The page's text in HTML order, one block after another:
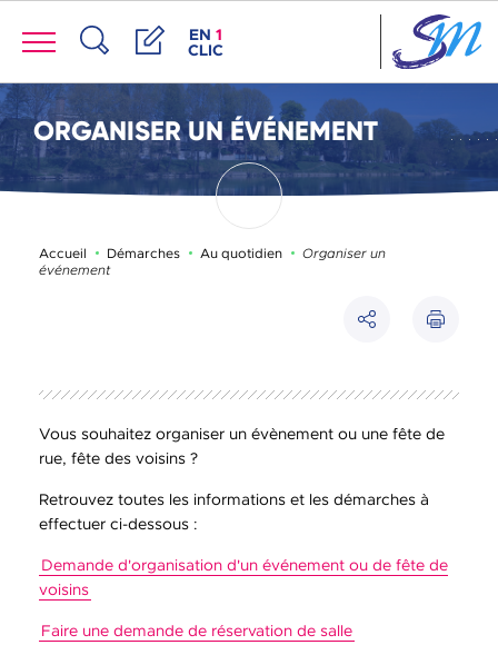
Menu ACCÈS DE LA FENÊTRE DES
EN 1
CLIC
ORGANISER UN ÉVÉNEMENT
Accueil Démarches Au quotidien Page active :
Organiser un
événement
Partager
Imprimer
Vous souhaitez organiser un évènement ou une fête de
rue, fête des voisins ?
Retrouvez toutes les informations et les démarches à
effectuer ci-dessous :
Demande d'organisation d'un événement ou de fête de
voisins
Faire une demande de réservation de salle
Panneau de gestion des cookies